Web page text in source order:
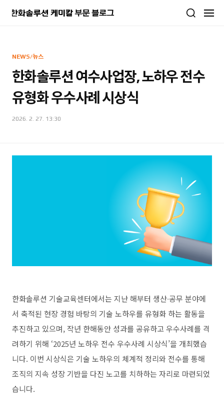
NEWS/뉴스
한화솔루션 여수사업장, 노하우 전수
유형화 우수사례 시상식
2026. 2. 27. 13:30
한화솔루션 기술교육센터에서는 지난 해부터 생산∙공무 분야에
서 축적된 현장 경험 바탕의 기술 노하우를 유형화 하는 활동을
추진하고 있으며, 작년 한해동안 성과를 공유하고 우수사례를 격
려하기 위해 ‘2025년 노하우 전수 우수사례 시상식’을 개최했습
니다. 이번 시상식은 기술 노하우의 체계적 정리와 전수를 통해
조직의 지속 성장 기반을 다진 노고를 치하하는 자리로 마련되었
습니다.